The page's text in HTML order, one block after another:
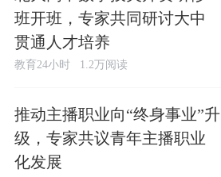
班开班，专家共同研讨大中
贯通人才培养
教育24小时 1.2万阅读
推动主播职业向“终身事业”升
级，专家共议青年主播职业
化发展